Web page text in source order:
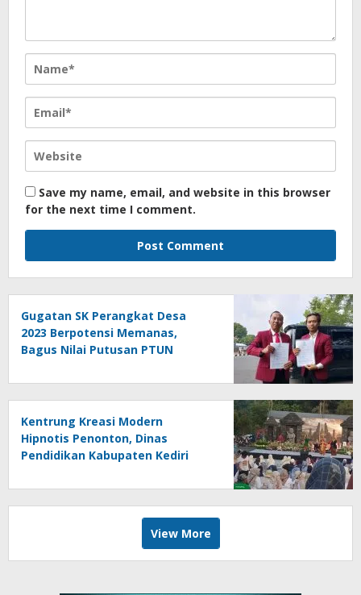
Save my name, email, and website in this browser
for the next time I comment.
Gugatan SK Perangkat Desa
2023 Berpotensi Memanas,
Bagus Nilai Putusan PTUN
Kentrung Kreasi Modern
Hipnotis Penonton, Dinas
Pendidikan Kabupaten Kediri
View More